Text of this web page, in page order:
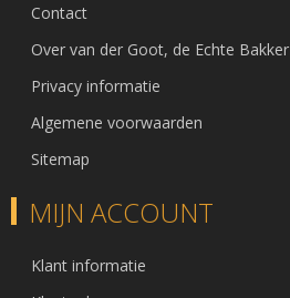
Contact
Over van der Goot, de Echte Bakker
Privacy informatie
Algemene voorwaarden
Sitemap
MIJN ACCOUNT
Klant informatie